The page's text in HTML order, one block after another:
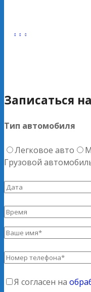
Записаться
Тип автомобиля
Легковое авто
Грузовой
Я согласен на